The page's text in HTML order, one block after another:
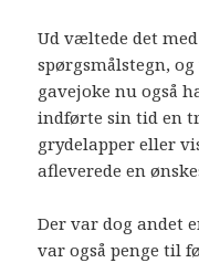
Ud væltede det
spørgsmålstegn,
gavejoke nu også
indførte sin tid en
grydelapper eller
afleverede en
Der var dog andet
var også penge til